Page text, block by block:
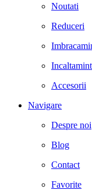
Noutati
Reduceri
Accesorii
Navigare
Despre noi
Blog
Contact
Favorite